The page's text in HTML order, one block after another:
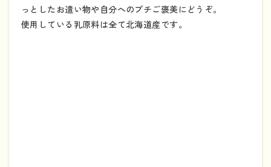
っとしたお遣い物や自分へのプチご褒美にどうぞ。
使用している乳原料は全て北海道産です。